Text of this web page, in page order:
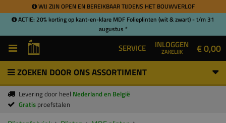
WIJ ZIJN OPEN EN BEREIKBAAR TIJDENS HET BOUWVERLOF
ACTIE: 20% korting op kant-en-klare MDF Folieplinten (wit & zwart) - t/m 31
augustus *
SERVICE INLOGGEN
ZAKELIJK € 0,00
ZOEKEN DOOR ONS ASSORTIMENT
Levering door heel Nederland en België
Gratis proefstalen